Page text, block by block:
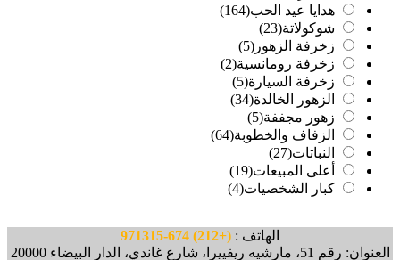
هدايا عيد الحب(164)
شوكولاتة(23)
زخرفة الزهور (5)
زخرفة رومانسية(2)
زخرفة السيارة(5)
الزهور الخالدة(34)
زهور مجففة(5)
الزفاف والخطوبة(64)
النباتات(27)
أعلى المبيعات(19)
كبار الشخصيات(4)
الهاتف : (+212) 674-971315
العنوان: رقم 51، مارشيه ريفييرا، شارع غاندي، الدار البيضاء 20000